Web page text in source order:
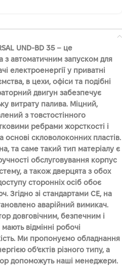
UND-BD 35 – це
з автоматичним запуском для
електроенергії у приватні
в цехи, офіси та подібні
двигун забезпечує
витрату палива. Міцний,
з товстостінного
ребрами жорсткості і
скловолоконних пластів.
та саме такий тип матеріалу є
обслуговування корпус
а також дверцята з обох
сторонніх осіб обоє
Згідно зі стандартами СЕ, на
аварійний вимикач.
довговічним, безпечним і
відмінні робочі
Ми пропонуємо обладнання
об’єктів різного типу, а
допоможуть наші менеджери.